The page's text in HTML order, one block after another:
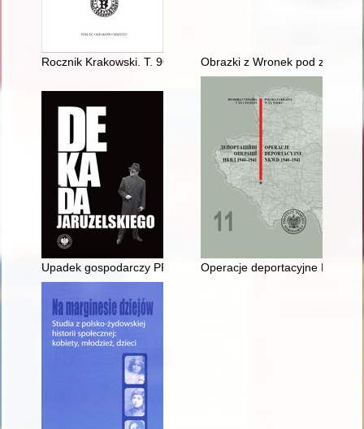
Rocznik Krakowski. T. 90 (2024)Obrazki z Wronek pod
Upadek gospodarczy PRL odzwierciedlony w kontrolach NIK
Operacje deportacyjne NKWD